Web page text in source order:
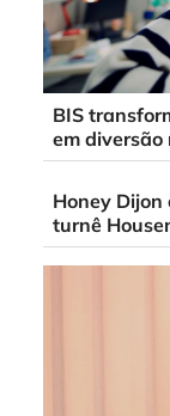
BIS
em diversão
Honey Dijon
turnê